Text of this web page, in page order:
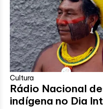
Cultura
Rádio Nacional
indígena no Dia